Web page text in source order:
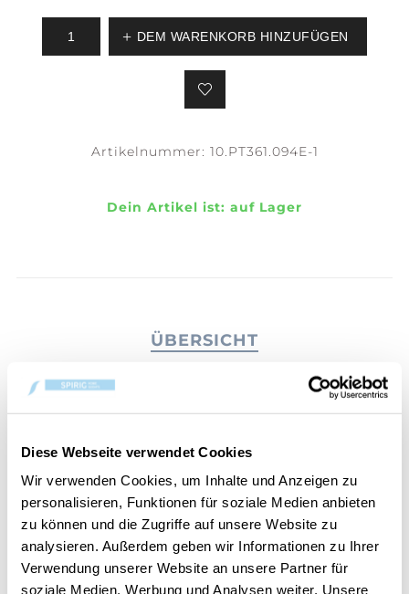
Diese Webseite verwendet Cookies
Wir verwenden Cookies, um Inhalte und Anzeigen zu
personalisieren, Funktionen für soziale Medien anbieten
zu können und die Zugriffe auf unsere Website zu
analysieren. Außerdem geben wir Informationen zu Ihrer
Verwendung unserer Website an unsere Partner für
soziale Medien, Werbung und Analysen weiter. Unsere
DEM WARENKORB HINZUFÜGEN
Artikelnummer: 10.PT361.094E-1
Dein Artikel ist: auf Lager
ÜBERSICHT
PRODUKTEINFORMATIONEN
BEWERTUNGEN
KONTAKT
Erfrischen Sie Ihr Zuhause mit den ätherischen
Ölen stimulierender Orange, Pfefferminze, Ingwer,
Limette und Grapefruit.
Die Diffusordüfte unserer Chesapeake Bay Mind &